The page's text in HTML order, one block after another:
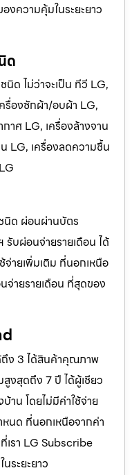
งความคุ้มในระยะยาว
ด
นิด ไม่ว่าจะเป็น ทีวี LG,
รื่องซักผ้า/อบผ้า LG,
าศ LG, เครื่องล้างจาน
LG, เครื่องลดความชื้น
นิด ผ่อนผ่านบัตร
บผ่อนจ่ายรายเดือน ได้
ายเพิ่มเติม ที่นอกเหนือ
จ่ายรายเดือน ที่สุดของ
ถึง 3 ได้สินค้าคุณภาพ
สูงสุดถึง 7 ปี ได้ผู้เชียว
น โดยไม่มีค่าใช้จ่าย
หนด ที่นอกเหนือจากค่า
เรา LG Subscribe
ระยะยาว